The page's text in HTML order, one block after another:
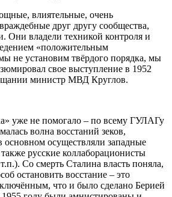
влиятельные, очень
друг другу сообщества,
Они владели техникой контроля и
«положительным
не установим твёрдого порядка, мы
свое выступление в 1952
министр МВД Круглов.
уже не помогало – по всему ГУЛАГу
волна восстаний зеков,
основном осуществляли западные
русские коллаборационисты
Со смерть Сталина власть поняла,
остановить восстание – это
что и было сделано Берией